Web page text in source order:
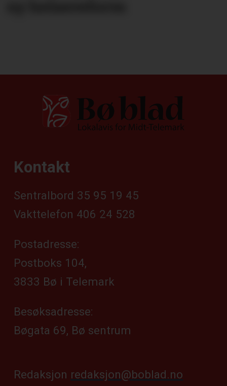
Kontakt
Sentralbord 35 95 19 45
Vakttelefon 406 24 528
Postadresse:
Postboks 104,
3833 Bø i Telemark
Besøksadresse:
Bøgata 69, Bø sentrum
Redaksjon redaksjon@boblad.no